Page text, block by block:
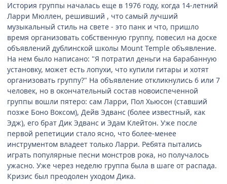
История группы началась еще в 1976 году, когда 14-летний
Ларри Мюллен, решивший , что самый лучший
музыкальный стиль на свете - это панк и что, пришло
время организовать собственную группу, повесил на доске
объявлений дублинской школы Mount Temple объявление.
На нем было написано: "Я потратил деньги на барабанную
установку, может есть лопухи, что купили гитары и хотят
организовать группу?" На объявление откликнулись 6 или 7
человек, но в окончательный состав новоиспеченной
группы вошли пятеро: сам Ларри, Пол Хьюсон (ставший
позже Боно Воксом), Дейв Эдванс (более известный, как
Эдж), его брат Дик Эдванс и Эдам Клейтон. Уже после
первой репетиции стало ясно, что более-менее
инструментом владеет только Ларри. Ребята пытались
играть популярные песни монстров рока, но получалось
ужасно. Уже через неделю группа была в шаге от распада.
Кризис был преодолен уходом Дика.